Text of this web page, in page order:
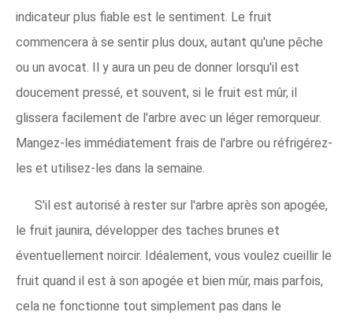
indicateur plus fiable est le sentiment. Le fruit
commencera à se sentir plus doux, autant qu'une pêche
ou un avocat. Il y aura un peu de donner lorsqu'il est
doucement pressé, et souvent, si le fruit est mûr, il
glissera facilement de l'arbre avec un léger remorqueur.
Mangez-les immédiatement frais de l'arbre ou réfrigérez-
les et utilisez-les dans la semaine.
S'il est autorisé à rester sur l'arbre après son apogée,
le fruit jaunira, développer des taches brunes et
éventuellement noircir. Idéalement, vous voulez cueillir le
fruit quand il est à son apogée et bien mûr, mais parfois,
cela ne fonctionne tout simplement pas dans le